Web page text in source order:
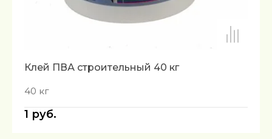
Клей ПВА строительный 40 кг
40 кг
1 руб.